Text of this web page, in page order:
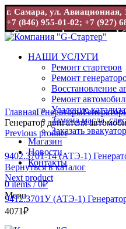
г. Самара, ул.
+7 (846) 955-01-02; +7 (927)
г. Самара, ул. Авиационная,
02; +7 (927) 687-38-12
НАШИ УСЛУГИ
Ремонт стартеров
Ремонт
Восстановление
Ремонт
Удаление
Замена масла,
Заказать
Магазин
Новости
Контакты
0items / 0₽
Menu
Увеличить
ГлавнаяГенераторы
Генератор двигателя
Previous product
9402.3701-14 (АТЭ-1)
Вернуться в каталог
Next product
9412.3701У (АТЭ-1)
4071₽